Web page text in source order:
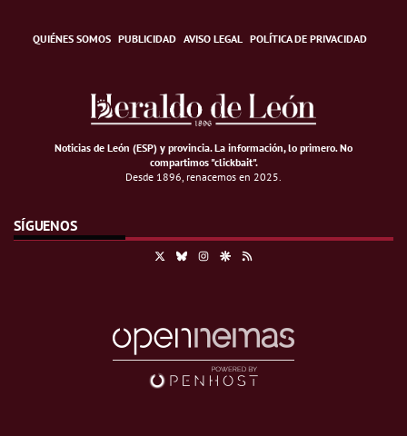
QUIÉNES SOMOS PUBLICIDAD AVISO LEGAL POLÍTICA DE PRIVACIDAD
Noticias de León (ESP) y provincia. La información, lo primero.No
compartimos "clickbait".
Desde 1896, renacemos en 2025.
SÍGUENOS
BlueskyInstagramGoogle Discover